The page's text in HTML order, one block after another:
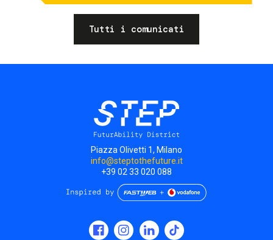
Tutti i comunicati
Piazza Olivetti 1, Milano
info@steptothefuture.it
+39 02 33 020 088